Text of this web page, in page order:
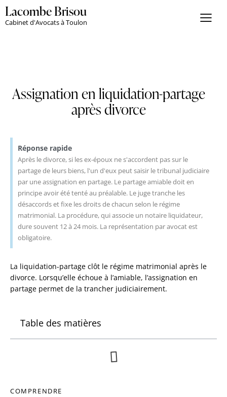
Lacombe Brisou
Cabinet d'Avocats à Toulon
Assignation en liquidation-partage
après divorce
Réponse rapide
Après le divorce, si les ex-époux ne s'accordent pas sur le
partage de leurs biens, l'un d'eux peut saisir le tribunal judiciaire
par une assignation en partage. Le partage amiable doit en
principe avoir été tenté au préalable. Le juge tranche les
désaccords et fixe les droits de chacun selon le régime
matrimonial. La procédure, qui associe un notaire liquidateur,
dure souvent 12 à 24 mois. La représentation par avocat est
obligatoire.
La liquidation-partage clôt le régime matrimonial après le
divorce. Lorsqu’elle échoue à l’amiable, l’assignation en
partage permet de la trancher judiciairement.
Table des matières
COMPRENDRE